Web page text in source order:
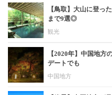
【鳥取】大山に登っ
まで9選◎
観光
【2020年】中国地方
デートでも
中国地方